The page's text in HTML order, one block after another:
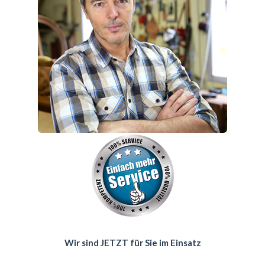
Wir sind JETZT für Sie im Einsatz